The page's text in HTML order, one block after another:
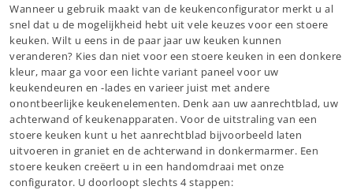
Wanneer u gebruik maakt van de keukenconfigurator merkt u al
snel dat u de mogelijkheid hebt uit vele keuzes voor een stoere
keuken. Wilt u eens in de paar jaar uw keuken kunnen
veranderen? Kies dan niet voor een stoere keuken in een donkere
kleur, maar ga voor een lichte variant paneel voor uw
keukendeuren en -lades en varieer juist met andere
onontbeerlijke keukenelementen. Denk aan uw aanrechtblad, uw
achterwand of keukenapparaten. Voor de uitstraling van een
stoere keuken kunt u het aanrechtblad bijvoorbeeld laten
uitvoeren in graniet en de achterwand in donkermarmer. Een
stoere keuken creëert u in een handomdraai met onze
configurator. U doorloopt slechts 4 stappen: